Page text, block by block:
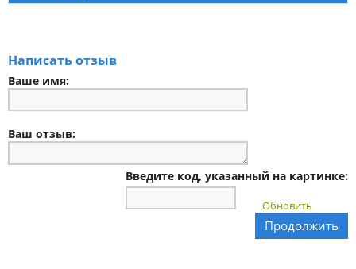
Написать отзыв
Ваше имя:
Ваш отзыв:
Введите код, указанный на картинке:
Обновить
Продолжить